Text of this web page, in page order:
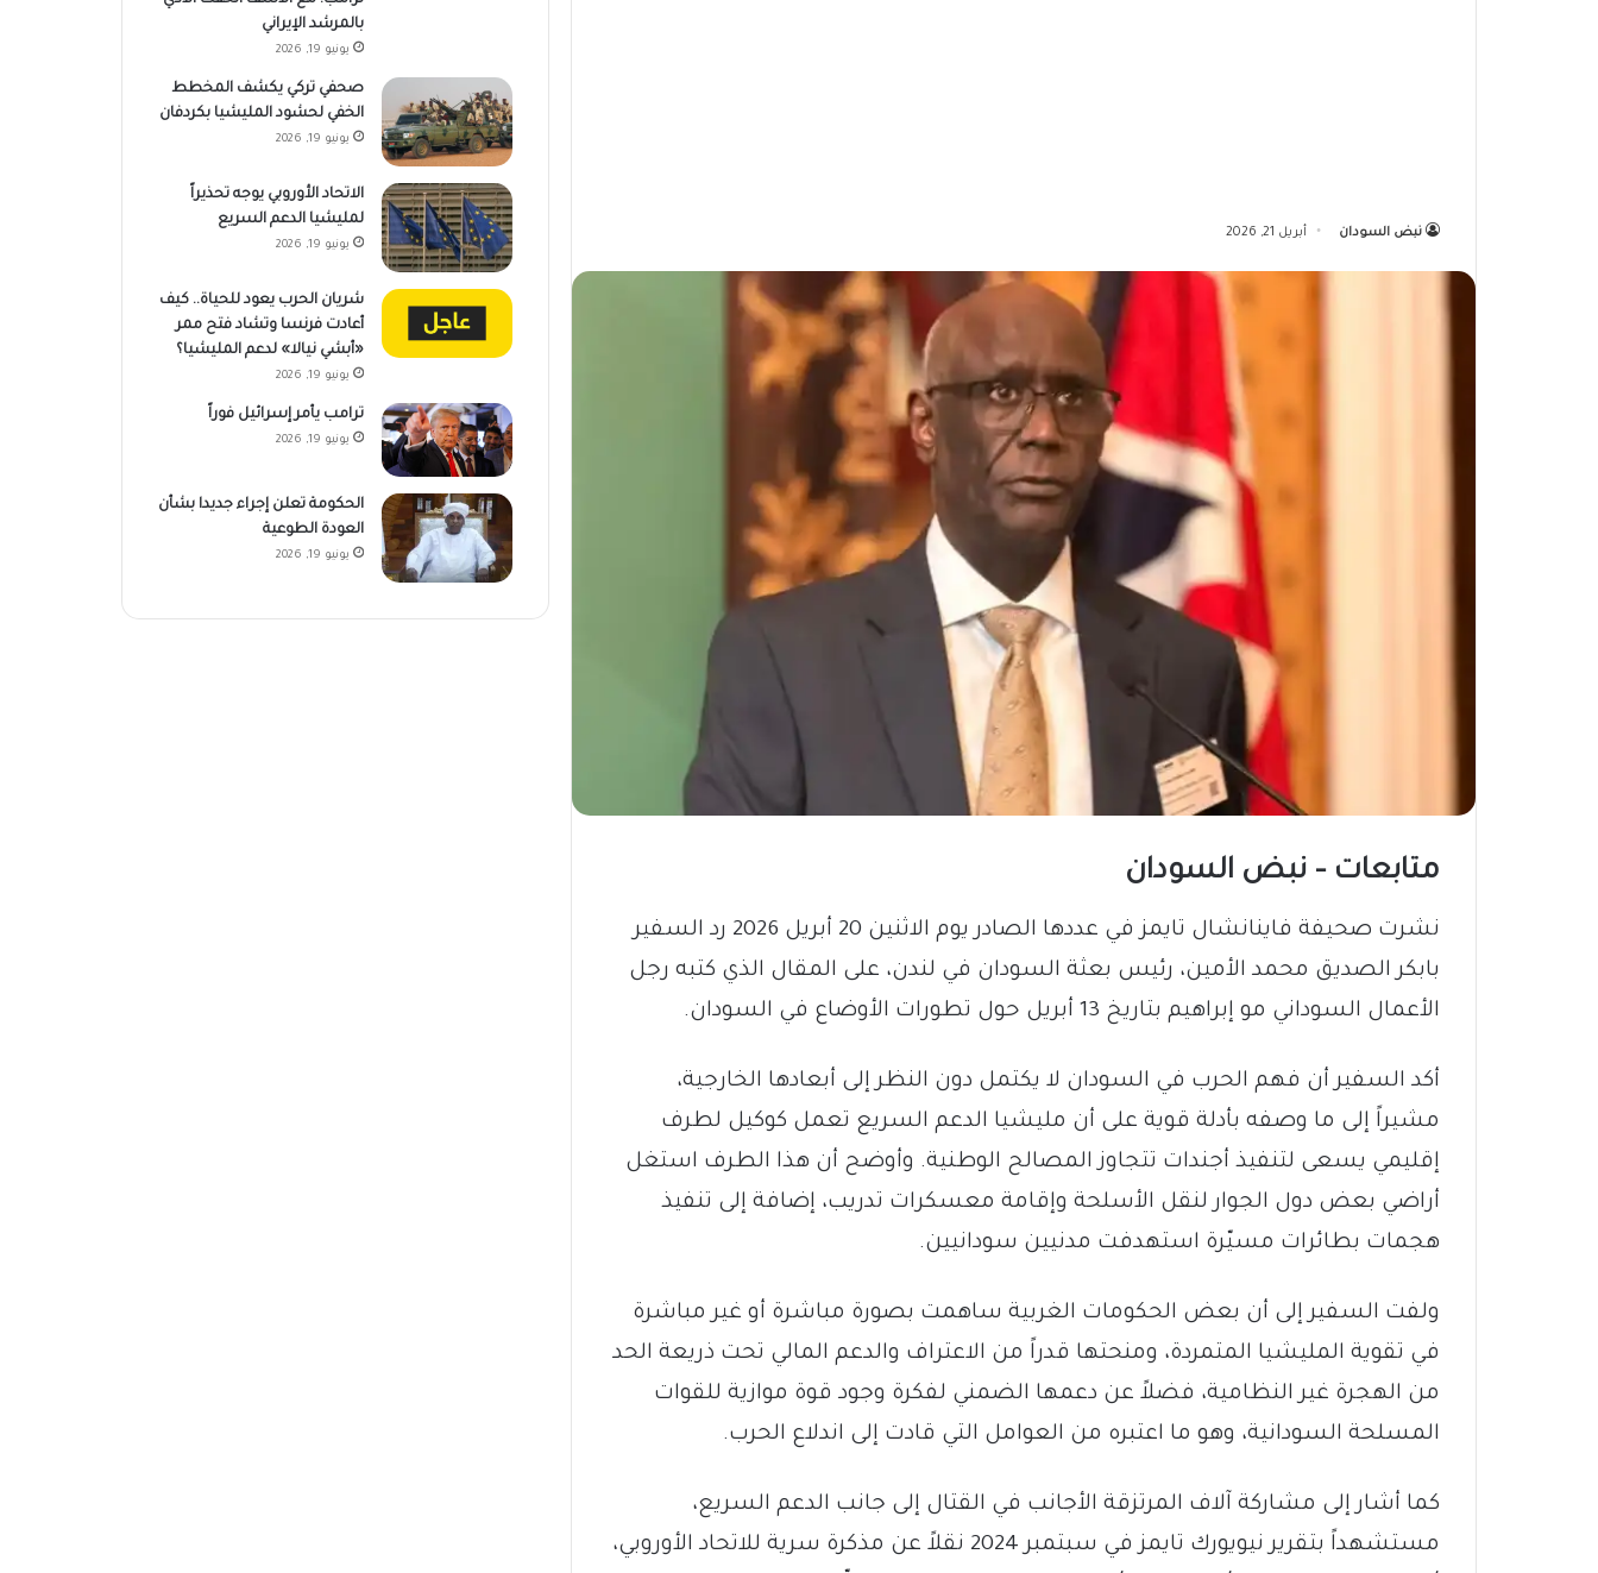
نبض السودان أبريل 21, 2026
متابعات – نبض السودان
نشرت صحيفة فاينانشال تايمز في عددها الصادر يوم الاثنين 20 أبريل 2026 رد السفير
بابكر الصديق محمد الأمين، رئيس بعثة السودان في لندن، على المقال الذي كتبه رجل
الأعمال السوداني مو إبراهيم بتاريخ 13 أبريل حول تطورات الأوضاع في السودان.
أكد السفير أن فهم الحرب في السودان لا يكتمل دون النظر إلى أبعادها الخارجية،
مشيراً إلى ما وصفه بأدلة قوية على أن مليشيا الدعم السريع تعمل كوكيل لطرف
إقليمي يسعى لتنفيذ أجندات تتجاوز المصالح الوطنية. وأوضح أن هذا الطرف استغل
أراضي بعض دول الجوار لنقل الأسلحة وإقامة معسكرات تدريب، إضافة إلى تنفيذ
هجمات بطائرات مسيّرة استهدفت مدنيين سودانيين.
ولفت السفير إلى أن بعض الحكومات الغربية ساهمت بصورة مباشرة أو غير مباشرة
في تقوية المليشيا المتمردة، ومنحتها قدراً من الاعتراف والدعم المالي تحت ذريعة الحد
من الهجرة غير النظامية، فضلاً عن دعمها الضمني لفكرة وجود قوة موازية للقوات
المسلحة السودانية، وهو ما اعتبره من العوامل التي قادت إلى اندلاع الحرب.
كما أشار إلى مشاركة آلاف المرتزقة الأجانب في القتال إلى جانب الدعم السريع،
مستشهداً بتقرير نيويورك تايمز في سبتمبر 2024 نقلاً عن مذكرة سرية للاتحاد الأوروبي،
بالمرشد الإيراني
يونيو 19, 2026
صحفي تركي يكشف المخطط
الخفي لحشود المليشيا بكردفان
يونيو 19, 2026
الاتحاد الأوروبي يوجه تحذيراً
لمليشيا الدعم السريع
يونيو 19, 2026
شريان الحرب يعود للحياة.. كيف
أعادت فرنسا وتشاد فتح ممر
«أبشي نيالا» لدعم المليشيا؟
يونيو 19, 2026
ترامب يأمر إسرائيل فوراً
يونيو 19, 2026
الحكومة تعلن إجراء جديدا بشأن
العودة الطوعية
يونيو 19, 2026